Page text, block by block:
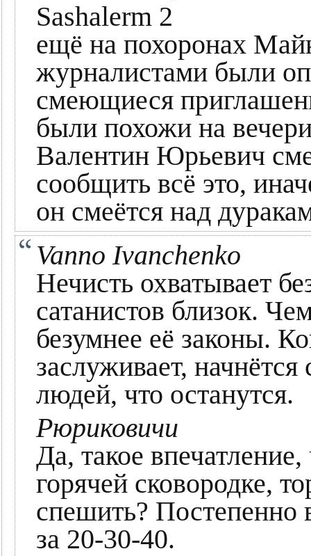
Sashalerm 2
ещё на похоронах
журналистами были
смеющиеся
были похожи на
Валентин Юрьевич
сообщить всё это,
он смеётся над
Vanno Ivanchenko
Нечисть охватывает
сатанистов близок.
безумнее её законы.
заслуживает,
людей, что останутся.
Рюриковичи
Да, такое
горячей сковородке,
спешить? Постепенно
за 20-30-40.